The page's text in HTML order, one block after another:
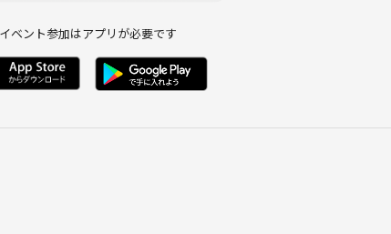
イベント参加はアプリが必要です